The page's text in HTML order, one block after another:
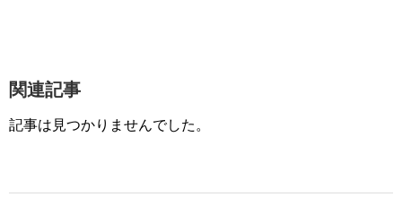
関連記事
記事は見つかりませんでした。